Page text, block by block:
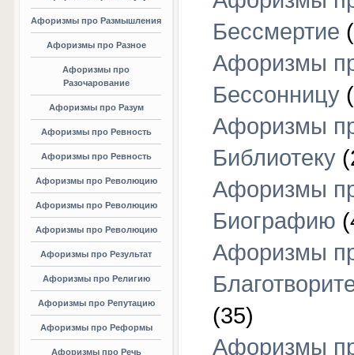
Афоризмы про Размышления
Афоризмы про Разное
Афоризмы про
Разочарование
Афоризмы про Разум
Афоризмы про Ревность
Афоризмы про Ревность
Афоризмы про Революцию
Афоризмы про Революцию
Афоризмы про Революцию
Афоризмы про Результат
Афоризмы про Религию
Афоризмы про Репутацию
Афоризмы про Реформы
Афоризмы про Речь
Бессмертие
Афоризмы
Бессонницу
Афоризмы
Библиотеку
Афоризмы
Биографию
Афоризмы
(35)
Афоризмы